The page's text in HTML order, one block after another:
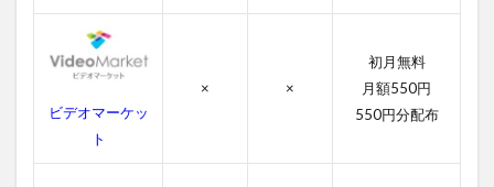
ら
じ
ネ
ー
ビデオマーケッ
ト
× ×
初月無料
月額550円
550円分配布